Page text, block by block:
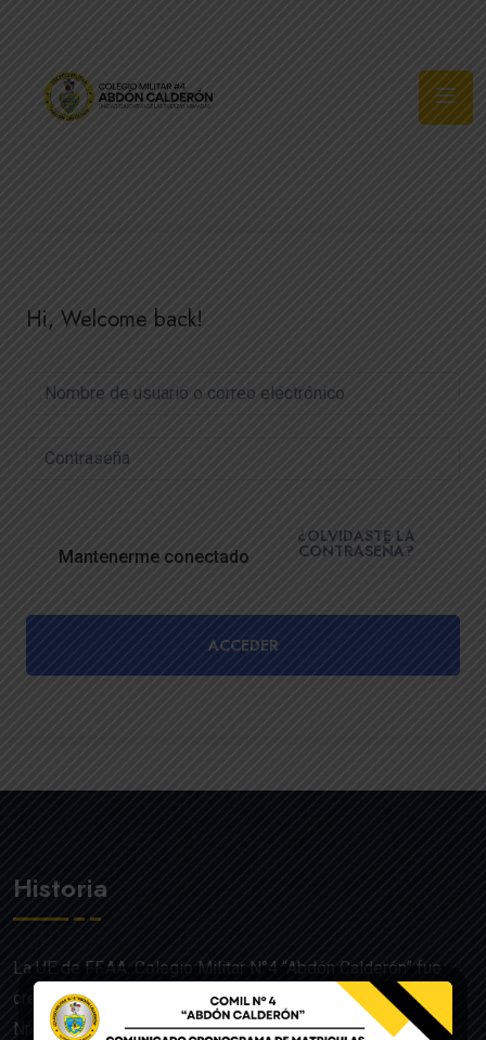
Hi, Welcome back!
Mantenerme conectado
¿OLVIDASTE LA
CONTRASEÑA?
ACCEDER
Historia
La UE de FF.AA. Colegio Militar N°4 “Abdón Calderón” fue
creado mediante Acuerdo Ministerial de la Orden General
Nro. 140, dado en Quito el 22 de julio del año 1992 y